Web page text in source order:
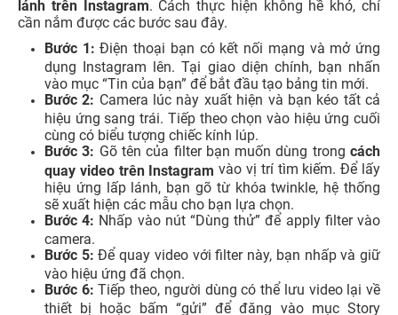
lánh trên Instagram. Cách thực hiện không hề khó, chỉ
cần nắm được các bước sau đây.
Bước 1: Điện thoại bạn có kết nối mạng và mở ứng
dụng Instagram lên. Tại giao diện chính, bạn nhấn
vào mục “Tin của bạn” để bắt đầu tạo bảng tin mới.
Bước 2: Camera lúc này xuất hiện và bạn kéo tất cả
hiệu ứng sang trái. Tiếp theo chọn vào hiệu ứng cuối
cùng có biểu tượng chiếc kính lúp.
Bước 3: Gõ tên của filter bạn muốn dùng trongcách
quay video trên Instagram vào vị trí tìm kiếm. Để lấy
hiệu ứng lấp lánh, bạn gõ từ khóa twinkle, hệ thống
sẽ xuất hiện các mẫu cho bạn lựa chọn.
Bước 4: Nhấp vào nút “Dùng thử” để apply filter vào
camera.
Bước 5: Để quay video với filter này, bạn nhấp và giữ
vào hiệu ứng đã chọn.
Bước 6: Tiếp theo, người dùng có thể lưu video lại về
thiết bị hoặc bấm “gửi” để đăng vào mục Story